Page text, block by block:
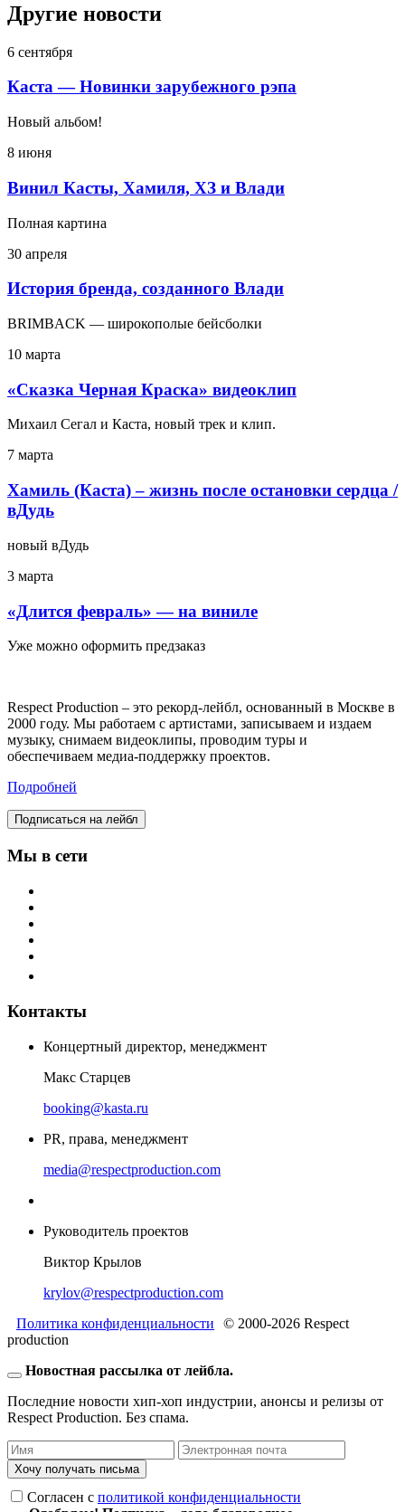
Другие новости
6 сентября
Каста — Новинки зарубежного рэпа
Новый альбом!
8 июня
Винил Касты, Хамиля, ХЗ и Влади
Полная картина
30 апреля
История бренда, созданного Влади
BRIMBACK — широкополые бейсболки
10 марта
«Сказка Черная Краска» видеоклип
Михаил Сегал и Каста, новый трек и клип.
7 марта
Хамиль (Каста) – жизнь после остановки сердца /
вДудь
новый вДудь
3 марта
«Длится февраль» — на виниле
Уже можно оформить предзаказ
Respect Production – это рекорд-лейбл, основанный в Москве в
2000 году. Мы работаем с артистами, записываем и издаем
музыку, снимаем видеоклипы, проводим туры и
обеспечиваем медиа-поддержку проектов.
Подробней
Подписаться на лейбл
Мы в сети
Контакты
Концертный директор, менеджмент
Макс Старцев
booking@kasta.ru
PR, права, менеджмент
media@respectproduction.com
Руководитель проектов
Виктор Крылов
krylov@respectproduction.com
Политика конфиденциальности
© 2000-2026 Respect
production
Новостная рассылка от лейбла.
Последние новости хип-хоп индустрии, анонсы и релизы от
Respect Production. Без спама.
Хочу получать письма
Согласен c политикой конфиденциальности